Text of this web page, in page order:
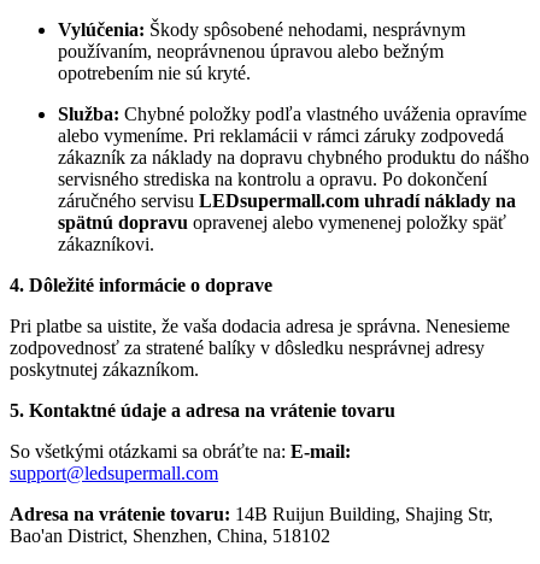
Vylúčenia: Škody spôsobené nehodami, nesprávnym
používaním, neoprávnenou úpravou alebo bežným
opotrebením nie sú kryté.
Služba: Chybné položky podľa vlastného uváženia opravíme
alebo vymeníme. Pri reklamácii v rámci záruky zodpovedá
zákazník za náklady na dopravu chybného produktu do nášho
servisného strediska na kontrolu a opravu. Po dokončení
záručného servisu LEDsupermall.com uhradí náklady na
spätnú dopravu opravenej alebo vymenenej položky späť
zákazníkovi.
4. Dôležité informácie o doprave
Pri platbe sa uistite, že vaša dodacia adresa je správna. Nenesieme
zodpovednosť za stratené balíky v dôsledku nesprávnej adresy
poskytnutej zákazníkom.
5. Kontaktné údaje a adresa na vrátenie tovaru
So všetkými otázkami sa obráťte na: E-mail:
support@ledsupermall.com
Adresa na vrátenie tovaru: 14B Ruijun Building, Shajing Str,
Bao'an District, Shenzhen, China, 518102